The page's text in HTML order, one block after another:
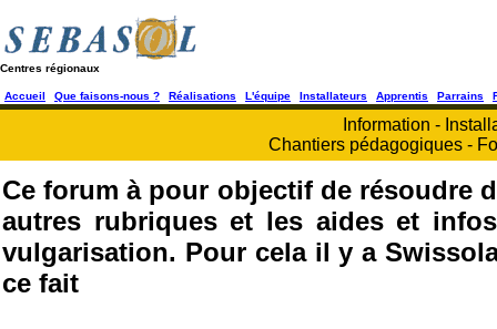
Centres régionaux
Accueil Que faisons-nous ? Réalisations L'équipe Installateurs Apprentis Parrains
Information -
Chantiers pédagogiques -
Ce forum à pour objectif de résoudre
autres rubriques et les aides et
vulgarisation. Pour cela il y a
ce fait